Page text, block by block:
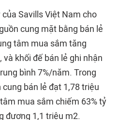
Savills Việt Nam cho
cung mặt bằng bán lẻ
tâm mua sắm tăng
khối đế bán lẻ ghi nhận
bình 7%/năm. Trong
bán lẻ đạt 1,78 triệu
mua sắm chiếm 63% tỷ
đương 1,1 triệu m2.